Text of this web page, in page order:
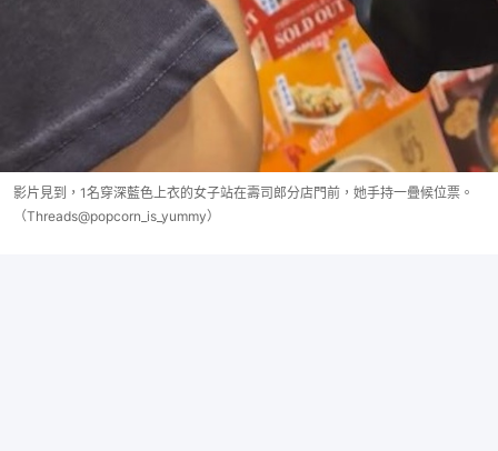
影片見到，1名穿深藍色上衣的女子站在壽司郎分店門前，她手持一疊候位票。
（Threads@popcorn_is_yummy）